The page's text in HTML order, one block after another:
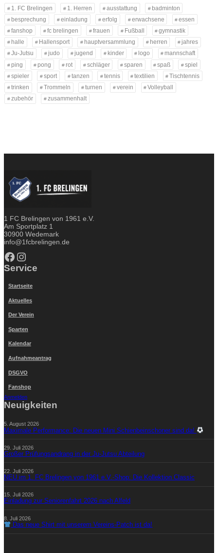
1. FC Brelingen 1. Herren ausstattung
badminton
besprechung
einladung erfolg erwachsene
essen
fanshop
fc brelingen frauen Fußball
gymnastik
halle
Hallensport hauptversammlung herren
jahres
Ju-Jutsu
judo jugend kinder logo
mannschaft
ping
pong rot schläger sparen spaß
spiel
spieler
sport tanzen tennis textilien
Tischtennis
trinken
Trommeln turnen verein
Volleyball
zubehör
zusammenhalt
1 FC Brelingen von 1961 e.V.
Am Sportplatz 1
30900 Wedemark
info@1fcbrelingen.de
Facebook Instagram
Service
Startseite
Aktuelles
Der Verein
Sparten
Kalendar
Aufnahmeantrag
DSGVO
Fanshop
Anmelden
Neuigkeiten
5. August 2026
Maximale Performance: Die neuen Mini Schienbeinschoner sind da!
29. Juli 2026
Großer Prüfungsandrang in der Ju-Jutsu Abteilung
22. Juli 2026
NEU im 1. FC Brelingen von 1961 e.V.-Shop: Die Kollektion Classic
15. Juli 2026
Einladung zur Seniorenfahrt 2026 nach Alfeld
8. Juli 2026
Das neue Shirt mit unserem Vereins-Patch ist da!